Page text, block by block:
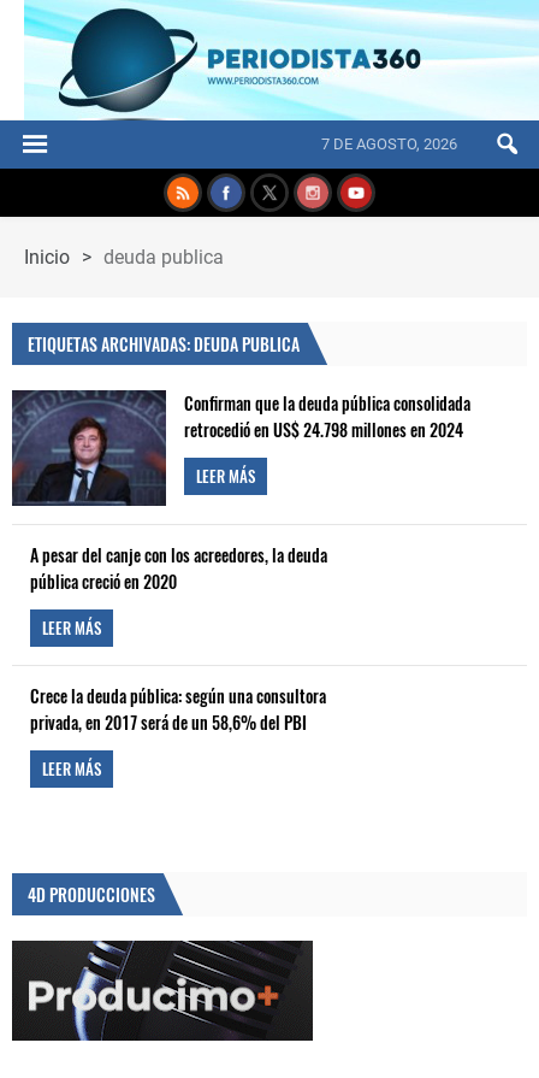
7 DE AGOSTO, 2026
Inicio > deuda publica
ETIQUETAS ARCHIVADAS: DEUDA PUBLICA
Confirman que la deuda pública consolidada
retrocedió en US$ 24.798 millones en 2024
LEER MÁS
A pesar del canje con los acreedores, la deuda
pública creció en 2020
LEER MÁS
Crece la deuda pública: según una consultora
privada, en 2017 será de un 58,6% del PBI
LEER MÁS
4D PRODUCCIONES